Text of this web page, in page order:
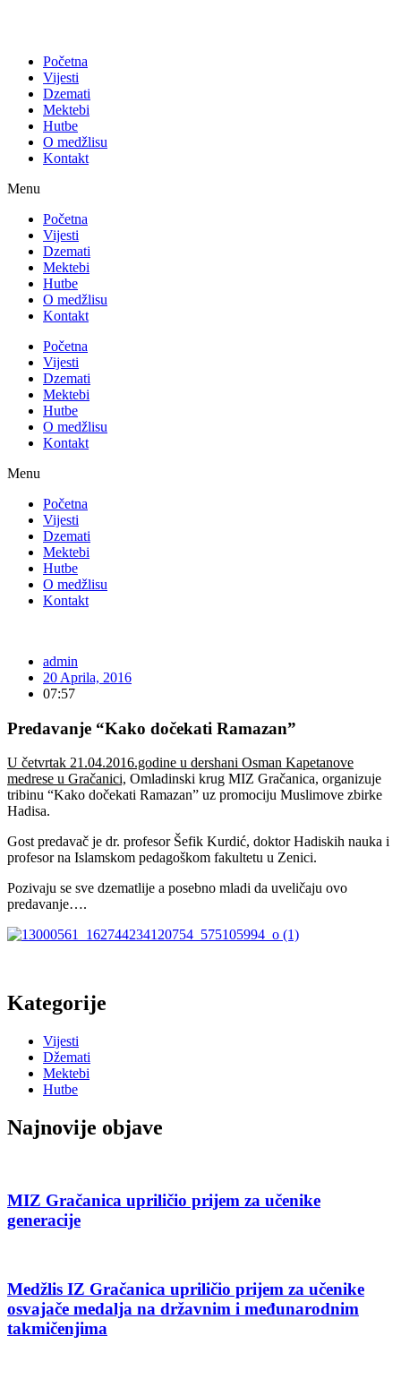
Početna
Vijesti
Dzemati
Mektebi
Hutbe
O medžlisu
Kontakt
Menu
Početna
Vijesti
Dzemati
Mektebi
Hutbe
O medžlisu
Kontakt
Početna
Vijesti
Dzemati
Mektebi
Hutbe
O medžlisu
Kontakt
Menu
Početna
Vijesti
Dzemati
Mektebi
Hutbe
O medžlisu
Kontakt
admin
20 Aprila, 2016
07:57
Predavanje “Kako dočekati Ramazan”
U četvrtak 21.04.2016.godine u dershani Osman Kapetanove
medrese u Gračanici, Omladinski krug MIZ Gračanica, organizuje
tribinu “Kako dočekati Ramazan” uz promociju Muslimove zbirke
Hadisa.
Gost predavač je dr. profesor Šefik Kurdić, doktor Hadiskih nauka i
profesor na Islamskom pedagoškom fakultetu u Zenici.
Pozivaju se sve dzematlije a posebno mladi da uveličaju ovo
predavanje….
Kategorije
Vijesti
Džemati
Mektebi
Hutbe
Najnovije objave
MIZ Gračanica upriličio prijem za učenike
generacije
Medžlis IZ Gračanica upriličio prijem za učenike
osvajače medalja na državnim i međunarodnim
takmičenjima